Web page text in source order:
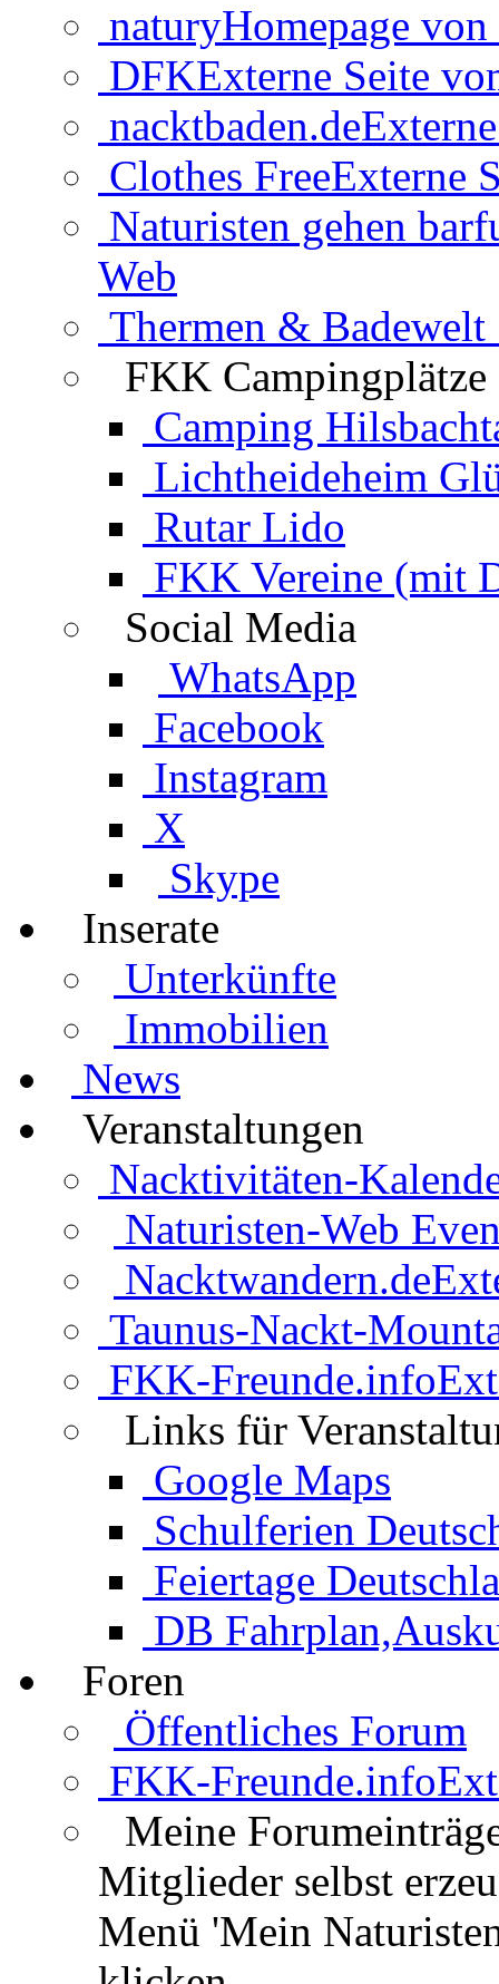
naturyHomepage
DFKExterne Seite
nacktbaden.de
Clothes FreeExterne
Naturisten gehen
Web
Thermen & Badewelt
FKK Campingplätze
Camping
Lichtheideheim
Rutar Lido
FKK Vereine (mit
Social Media
WhatsApp
Facebook
Instagram
X
Skype
Inserate
Unterkünfte
Immobilien
News
Veranstaltungen
Nacktivitäten-
Naturisten-Web
Nacktwandern.de
Taunus-Nackt-
FKK-Freunde.info
Links für
Google Maps
Schulferien
Feiertage
DB
Foren
Öffentliches Forum
FKK-Freunde.info
Meine
Mitglieder selbst
Menü 'Mein